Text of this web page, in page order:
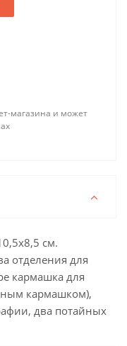
магазина и может
см.
отделения для
кармашка для
кармашком),
два потайных